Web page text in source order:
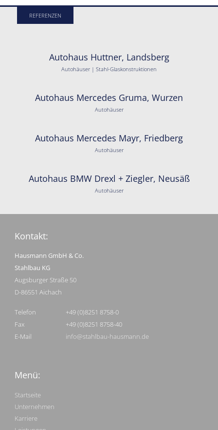
REFERENZEN
Autohaus Huttner, Landsberg
Autohäuser | Stahl-Glaskonstruktionen
Autohaus Mercedes Gruma, Wurzen
Autohäuser
Autohaus Mercedes Mayr, Friedberg
Autohäuser
Autohaus BMW Drexl + Ziegler, Neusäß
Autohäuser
Kontakt:
Hausmann GmbH & Co.
Stahlbau KG
Augsburger Straße 50
D-86551 Aichach
Telefon
Fax
E-Mail
+49 (0)8251 8758-0
+49 (0)8251 8758-40
info@stahlbau-hausmann.de
Menü:
Startseite
Unternehmen
Karriere